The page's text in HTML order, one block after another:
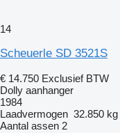
14
Scheuerle SD 3521S
€ 14.750 Exclusief BTW
Dolly aanhanger
1984
Laadvermogen 32.850 kg
Aantal assen 2